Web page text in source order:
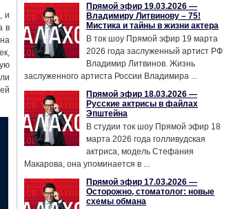
и
в
Прямой эфир 19.03.2026 —
Владимиру Литвинову – 75!
Мистика и тайны в жизни актера
В ток шоу Прямой эфир 19 марта
2026 года заслуженный артист РФ
Владимир Литвинов. Жизнь
заслуженного артиста России Владимира ...
Прямой эфир 18.03.2026 —
Русские актрисы в файлах
Эпштейна
В студии ток шоу Прямой эфир 18
марта 2026 года голливудская
актриса, модель Стефания
Макарова, она упоминается в ...
Прямой эфир 17.03.2026 —
Осторожно, стоматолог: новые
схемы обмана